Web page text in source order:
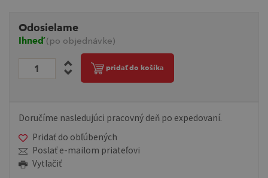
Odosielame
Ihneď(po objednávke)
pridať do košíka
Doručíme nasledujúci pracovný deň po expedovaní.
Pridať do obľúbených
Poslať e-mailom priateľovi
Vytlačiť